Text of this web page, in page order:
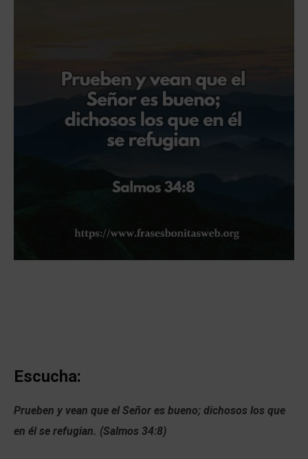
Escucha:
Prueben y vean que el Señor es bueno; dichosos los que
en él se refugian. (Salmos 34:8)